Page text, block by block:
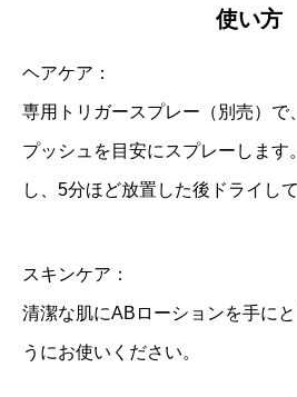
使い方
ヘアケア：
専用トリガースプレー（別売）で
プッシュを目安にスプレーします
し、5分ほど放置した後ドライし
スキンケア：
清潔な肌にABローションを手に
うにお使いください。